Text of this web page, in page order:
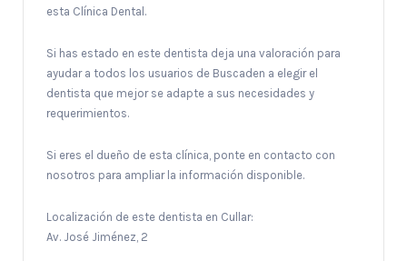
esta Clínica Dental.
Si has estado en este dentista deja una valoración para
ayudar a todos los usuarios de Buscaden a elegir el
dentista que mejor se adapte a sus necesidades y
requerimientos.
Si eres el dueño de esta clínica, ponte en contacto con
nosotros para ampliar la información disponible.
Localización de este dentista en Cullar:
Av. José Jiménez, 2